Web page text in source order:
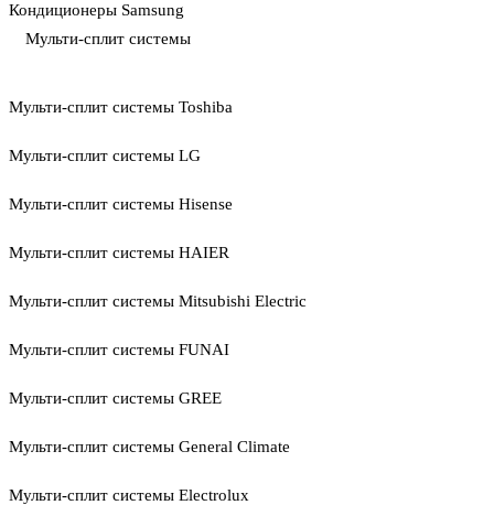
Кондиционеры Samsung
Мульти-сплит системы
Мульти-сплит системы Toshiba
Мульти-сплит системы LG
Мульти-сплит системы Hisense
Мульти-сплит системы HAIER
Мульти-сплит системы Mitsubishi Electric
Мульти-сплит системы FUNAI
Мульти-сплит системы GREE
Мульти-сплит системы General Climate
Мульти-сплит системы Electrolux